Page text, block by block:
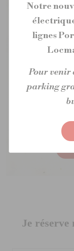
possible au
de la
aller/retour).
aller explorer
exemple, Port
nous vous
Je réserve
Notre
lignes
Pour venir
parking